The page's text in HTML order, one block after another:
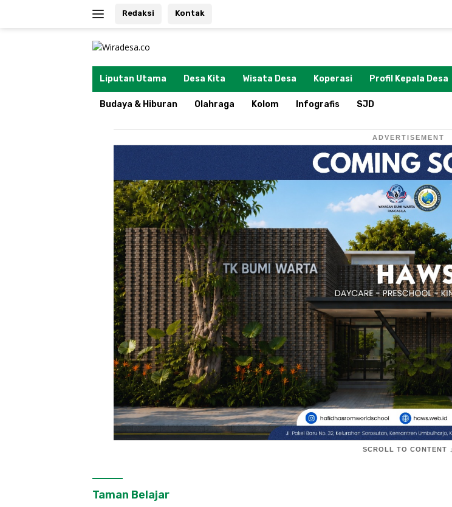
Redaksi Kontak
Liputan Utama Desa Kita Wisata Desa Koperasi Profil Kepala Desa
Budaya & Hiburan Olahraga Kolom Infografis SJD
ADVERTISEMENT
SCROLL TO CONTENT ↓
Taman Belajar